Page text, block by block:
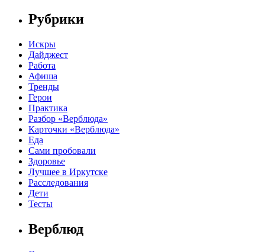
Рубрики
Искры
Дайджест
Работа
Афиша
Тренды
Герои
Практика
Разбор «Верблюда»
Карточки «Верблюда»
Еда
Сами пробовали
Здоровье
Лучшее в Иркутске
Расследования
Дети
Тесты
Верблюд